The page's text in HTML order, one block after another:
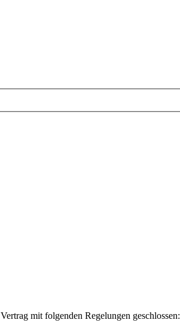
mit folgenden Regelungen geschlossen: